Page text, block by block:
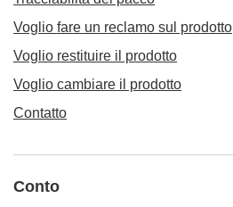
Voglio fare un reclamo sul prodotto
Voglio restituire il prodotto
Voglio cambiare il prodotto
Contatto
Conto